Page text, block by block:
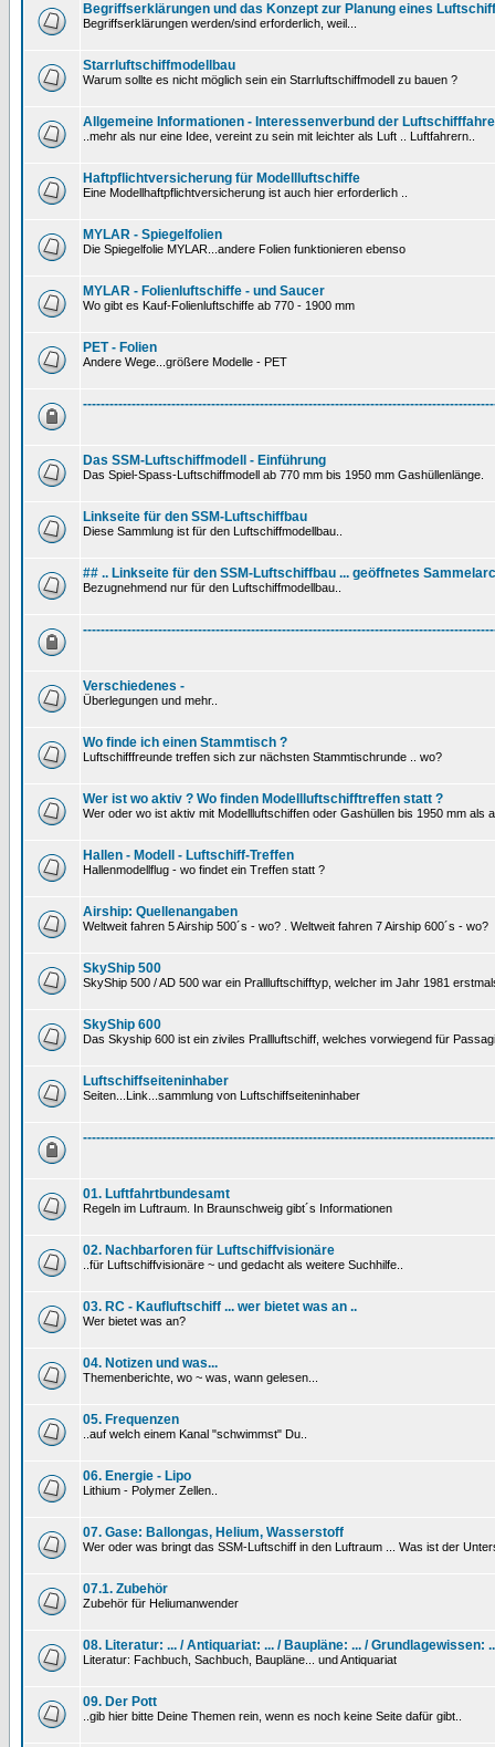
Begriffserklärungen und das Konzept zur Planung eines
Begriffserklärungen werden/sind erforderlich, weil...
Starrluftschiffmodellbau
Warum sollte es nicht möglich sein ein Starrluftschiffmodell zu bauen ?
Allgemeine Informationen - Interessenverbund der
..mehr als nur eine Idee, vereint zu sein mit leichter als Luft .. Luftfahrern..
Haftpflichtversicherung für Modellluftschiffe
Eine Modellhaftpflichtversicherung ist auch hier erforderlich ..
MYLAR - Spiegelfolien
Die Spiegelfolie MYLAR...andere Folien funktionieren ebenso
MYLAR - Folienluftschiffe - und Saucer
Wo gibt es Kauf-Folienluftschiffe ab 770 - 1900 mm
PET - Folien
Andere Wege...größere Modelle - PET
Das SSM-Luftschiffmodell - Einführung
Das Spiel-Spass-Luftschiffmodell ab 770 mm bis 1950 mm Gashüllenlänge.
Linkseite für den SSM-Luftschiffbau
Diese Sammlung ist für den Luftschiffmodellbau..
## .. Linkseite für den SSM-Luftschiffbau ... geöffnetes
Bezugnehmend nur für den Luftschiffmodellbau..
Verschiedenes -
Überlegungen und mehr..
Wo finde ich einen Stammtisch ?
Luftschifffreunde treffen sich zur nächsten Stammtischrunde .. wo?
Wer ist wo aktiv ? Wo finden Modellluftschifftreffen statt ?
Wer oder wo ist aktiv mit Modellluftschiffen oder Gashüllen bis 1950 mm als
Hallen - Modell - Luftschiff-Treffen
Hallenmodellflug - wo findet ein Treffen statt ?
Airship: Quellenangaben
Weltweit fahren 5 Airship 500´s - wo? . Weltweit fahren 7 Airship 600´s - wo?
SkyShip 500
SkyShip 500 / AD 500 war ein Prallluftschifftyp, welcher im Jahr 1981
SkyShip 600
Das Skyship 600 ist ein ziviles Prallluftschiff, welches vorwiegend für
Luftschiffseiteninhaber
Seiten...Link...sammlung von Luftschiffseiteninhaber
01. Luftfahrtbundesamt
Regeln im Luftraum. In Braunschweig gibt´s Informationen
02. Nachbarforen für Luftschiffvisionäre
..für Luftschiffvisionäre ~ und gedacht als weitere Suchhilfe..
03. RC - Kaufluftschiff ... wer bietet was an ..
Wer bietet was an?
04. Notizen und was...
Themenberichte, wo ~ was, wann gelesen...
05. Frequenzen
..auf welch einem Kanal "schwimmst" Du..
06. Energie - Lipo
Lithium - Polymer Zellen..
07. Gase: Ballongas, Helium, Wasserstoff
Wer oder was bringt das SSM-Luftschiff in den Luftraum ... Was ist der
07.1. Zubehör
Zubehör für Heliumanwender
08. Literatur: ... / Antiquariat: ... / Baupläne: ... / Grundlagewissen:
Literatur: Fachbuch, Sachbuch, Baupläne... und Antiquariat
09. Der Pott
..gib hier bitte Deine Themen rein, wenn es noch keine Seite dafür gibt..